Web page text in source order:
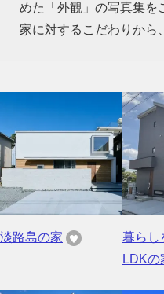
めた「外観」の写真集を
家に対するこだわりから
淡路島の家
暮らし
LDKの